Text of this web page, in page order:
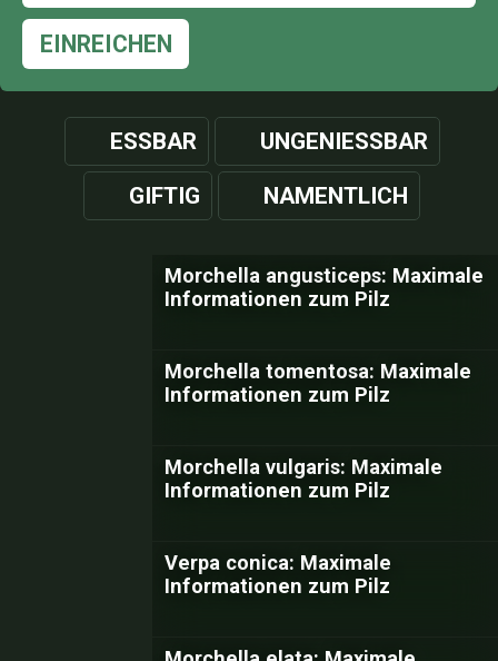
EINREICHEN
ESSBAR UNGENIESSBAR
GIFTIG NAMENTLICH
Morchella angusticeps: Maximale
Informationen zum Pilz
Morchella tomentosa: Maximale
Informationen zum Pilz
Morchella vulgaris: Maximale
Informationen zum Pilz
Verpa conica: Maximale
Informationen zum Pilz